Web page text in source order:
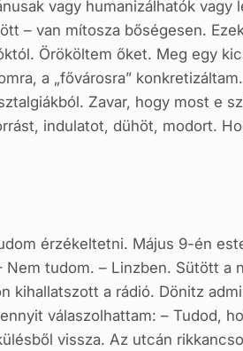
vagy humanizálhatók vagy
– van mítosza bőségesen.
Örököltem őket. Meg egy
a „fővárosra”
Zavar, hogy most e
indulatot, dühöt, modort.
érzékeltetni. Május 9-én
tudom. – Linzben. Sütött a
kihallatszott a rádió. Dönitz
válaszolhattam: – Tudod,
vissza. Az utcán